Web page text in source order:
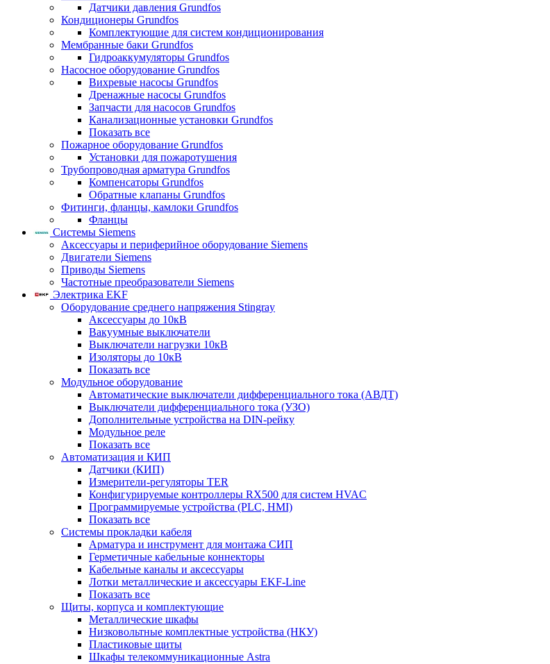
Датчики давления Grundfos
Кондиционеры Grundfos
Комплектующие для систем кондиционирования
Мембранные баки Grundfos
Гидроаккумуляторы Grundfos
Насосное оборудование Grundfos
Вихревые насосы Grundfos
Дренажные насосы Grundfos
Запчасти для насосов Grundfos
Канализационные установки Grundfos
Показать все
Пожарное оборудование Grundfos
Установки для пожаротушения
Трубопроводная арматура Grundfos
Компенсаторы Grundfos
Обратные клапаны Grundfos
Фитинги, фланцы, камлоки Grundfos
Фланцы
Системы Siemens
Аксессуары и периферийное оборудование Siemens
Двигатели Siemens
Приводы Siemens
Частотные преобразователи Siemens
Электрика EKF
Оборудование среднего напряжения Stingray
Аксессуары до 10кВ
Вакуумные выключатели
Выключатели нагрузки 10кВ
Изоляторы до 10кВ
Показать все
Модульное оборудование
Автоматические выключатели дифференциального тока (АВДТ)
Выключатели дифференциального тока (УЗО)
Дополнительные устройства на DIN-рейку
Модульное реле
Показать все
Автоматизация и КИП
Датчики (КИП)
Измерители-регуляторы TER
Конфигурируемые контроллеры RX500 для систем HVAC
Программируемые устройства (PLC, HMI)
Показать все
Системы прокладки кабеля
Арматура и инструмент для монтажа СИП
Герметичные кабельные коннекторы
Кабельные каналы и аксессуары
Лотки металлические и аксессуары EKF-Line
Показать все
Щиты, корпуса и комплектующие
Металлические шкафы
Низковольтные комплектные устройства (НКУ)
Пластиковые щиты
Шкафы телекоммуникационные Astra